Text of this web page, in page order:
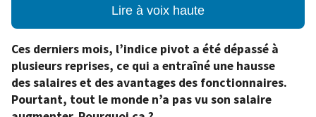
Lire à voix haute
Ces derniers mois, l’indice pivot a été dépassé à
plusieurs reprises, ce qui a entraîné une hausse
des salaires et des avantages des fonctionnaires.
Pourtant, tout le monde n’a pas vu son salaire